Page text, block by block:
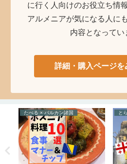
に行く人向けのお役立ち情
アルメニアが気になる人に
内容となってい
詳細・購入ページを
たべる × バルカン諸国 と